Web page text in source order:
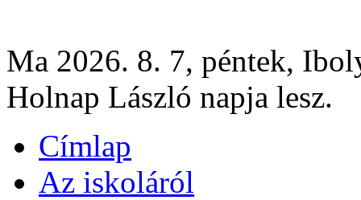
Ma 2026. 8. 7, péntek,
Holnap László napja lesz.
Címlap
Az iskoláról